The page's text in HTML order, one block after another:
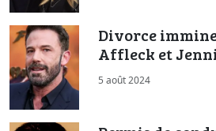
Divorce
Affleck et
5 août 2024